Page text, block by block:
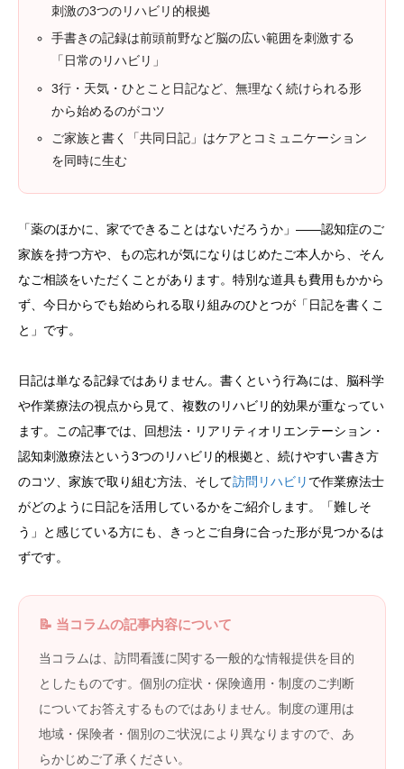
刺激の3つのリハビリ的根拠
手書きの記録は前頭前野など脳の広い範囲を刺激する
「日常のリハビリ」
3行・天気・ひとこと日記など、無理なく続けられる形
から始めるのがコツ
ご家族と書く「共同日記」はケアとコミュニケーション
を同時に生む
「薬のほかに、家でできることはないだろうか」——認知症のご
家族を持つ方や、もの忘れが気になりはじめたご本人から、そん
なご相談をいただくことがあります。特別な道具も費用もかから
ず、今日からでも始められる取り組みのひとつが「日記を書くこ
と」です。
日記は単なる記録ではありません。書くという行為には、脳科学
や作業療法の視点から見て、複数のリハビリ的効果が重なってい
ます。この記事では、回想法・リアリティオリエンテーション・
認知刺激療法という3つのリハビリ的根拠と、続けやすい書き方
のコツ、家族で取り組む方法、そして訪問リハビリ で作業療法士
がどのように日記を活用しているかをご紹介します。「難しそ
う」と感じている方にも、きっとご自身に合った形が見つかるは
ずです。
📝 当コラムの記事内容について
当コラムは、訪問看護に関する一般的な情報提供を目的
としたものです。個別の症状・保険適用・制度のご判断
についてお答えするものではありません。制度の運用は
地域・保険者・個別のご状況により異なりますので、あ
らかじめご了承ください。